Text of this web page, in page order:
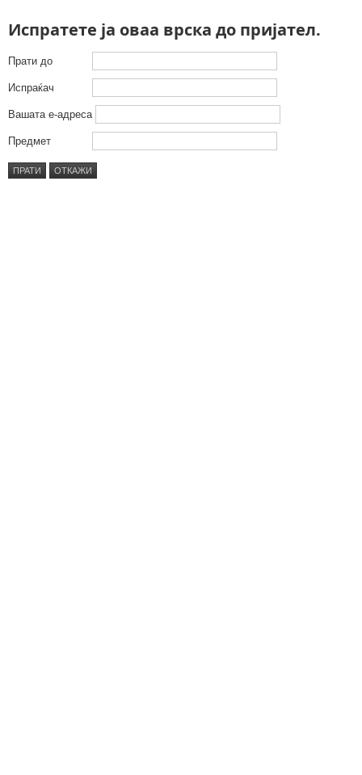
Испратете ја оваа врска до пријател.
Прати до
Испраќач
Вашата е-адреса
Предмет
ПРАТИ ОТКАЖИ